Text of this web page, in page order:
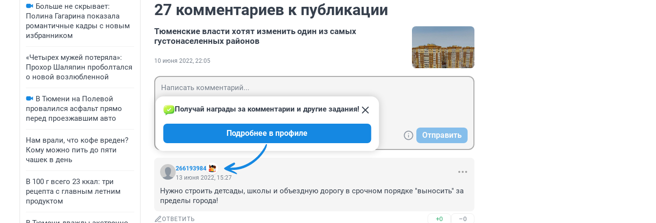
Больше не скрывает:
Полина Гагарина показала
романтичные кадры с новым
избранником
«Четырех мужей потеряла»:
Прохор Шаляпин проболтался
о новой возлюбленной
В Тюмени на Полевой
провалился асфальт прямо
перед проезжавшим авто
Нам врали, что кофе вреден?
Кому можно пить до пяти
чашек в день
В 100 г всего 23 ккал: три
рецепта с главным летним
продуктом
27 комментариев к публикации
Тюменские власти хотят изменить один из самых
густонаселенных районов
10 июня 2022, 22:05
Отправить
266193984
Получай награды за комментарии и другие задания!
Подробнее в профиле
13 июня 2022, 15:27
Нужно строить детсады, школы и объездную дорогу в срочном порядке "выносить" за
пределы города!
ОТВЕТИТЬ +0 –0